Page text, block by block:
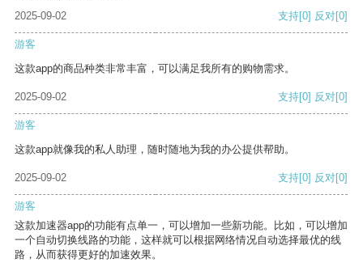
2025-09-02
支持[0] 反对[0]
游客
这款app的商品种类非常丰富，可以满足我所有的购物需求。
2025-09-02 支持[0] 反对[0]
游客
这款app就像我的私人助理，随时随地为我的办公提供帮助。
2025-09-02 支持[0] 反对[0]
游客
这款加速器app的功能有点单一，可以增加一些新功能。比如，可以增加
一个自动切换线路的功能，这样就可以根据网络情况自动选择最优的线
路，从而获得更好的加速效果。